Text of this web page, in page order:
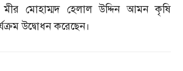
মীর মোহাম্মদ হেলাল উদ্দিন আমন কৃষি
উদ্বোধন করেছেন।